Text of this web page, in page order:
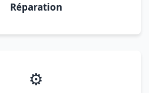
Réparation
⚙️